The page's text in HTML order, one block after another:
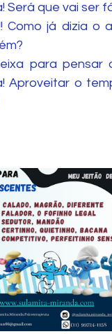
Será que vai ser
Como já dizia
para pensar
Aproveitar o